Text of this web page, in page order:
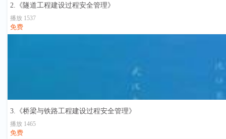
2.《隧道工程建设过程安全管理》
播放 1537
免费
3.《桥梁与铁路工程建设过程安全管理》
播放 1465
免费